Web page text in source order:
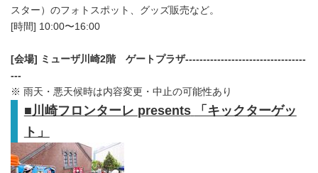
スター）のフォトスポット、グッズ販売など。
[時間] 10:00〜16:00
[会場] ミューザ川崎2階 ゲートプラザ----------------------------------
---
※ 雨天・悪天候時は内容変更・中止の可能性あり
■ 川崎フロンターレ presents
「キックターゲッ
ト」